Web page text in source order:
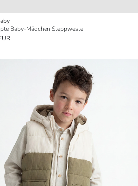
Baby-Mädchen Steppweste